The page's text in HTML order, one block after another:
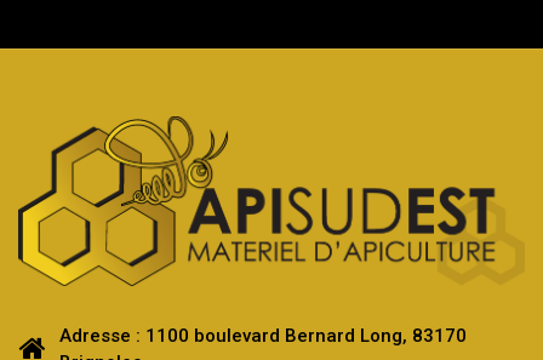
Adresse : 1100 boulevard Bernard Long, 83170